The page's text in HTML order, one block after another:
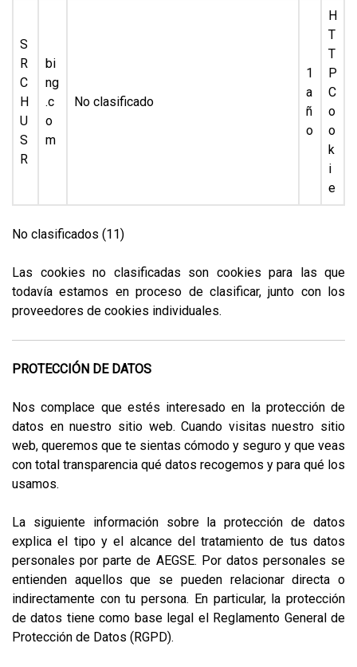
S
R
C
H
U
S
R
bi
ng
.c
o
m
No clasificado
1
a
ñ
o
H
T
T
P
C
o
o
k
i
e
No clasificados (11)
Las cookies no clasificadas son cookies para las que
todavía estamos en proceso de clasificar, junto con los
proveedores de cookies individuales.
PROTECCIÓN DE DATOS
Nos complace que estés interesado en la protección de
datos en nuestro sitio web. Cuando visitas nuestro sitio
web, queremos que te sientas cómodo y seguro y que veas
con total transparencia qué datos recogemos y para qué los
usamos.
La siguiente información sobre la protección de datos
explica el tipo y el alcance del tratamiento de tus datos
personales por parte de AEGSE. Por datos personales se
entienden aquellos que se pueden relacionar directa o
indirectamente con tu persona. En particular, la protección
de datos tiene como base legal el Reglamento General de
Protección de Datos (RGPD).